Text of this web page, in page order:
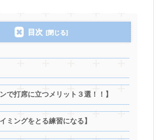
目次
ンで打席に立つメリット３選！！】
ミングをとる練習になる】